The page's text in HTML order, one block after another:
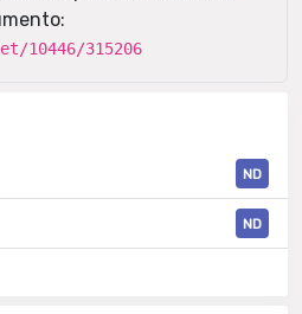
10446/315206
ND
ND